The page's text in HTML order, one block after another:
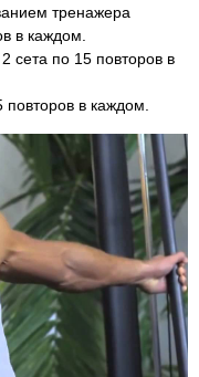
тренажера
в каждом.
сета по 15 повторов в
в каждом.